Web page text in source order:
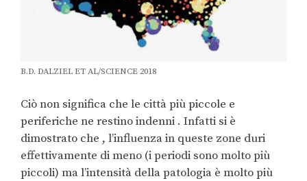
B.D. DALZIEL ET AL/SCIENCE 2018
Ciò non significa che le città più piccole e
periferiche ne restino indenni . Infatti si è
dimostrato che , l’influenza in queste zone duri
effettivamente di meno (i periodi sono molto più
piccoli) ma l’intensità della patologia è molto più